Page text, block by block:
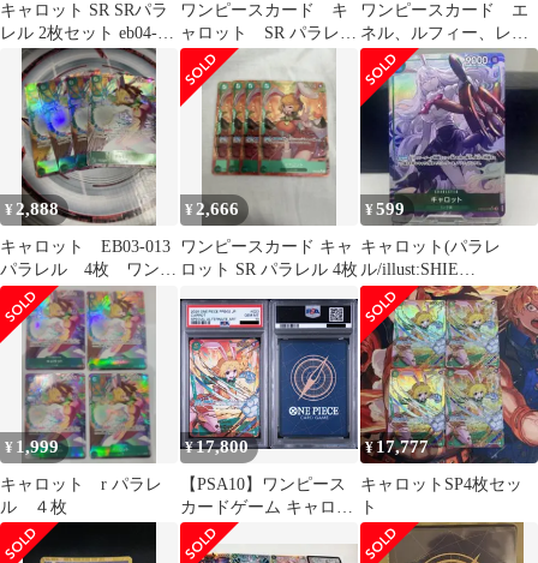
キャロット SR SRパラ
レル 2枚セット eb04-
013
ワンピースカード キ
ャロット SR パラレ
ル OP08-023
ワンピースカード エ
ネル、ルフィー、レベ
ッカ、ジンベエ
¥2,888
キャロット EB03-013
パラレル 4枚 ワンピ
ースカード
¥2,666
ワンピースカード キャ
ロット SR パラレル 4枚
¥599
キャロット(パラレ
ル/illust:SHIE
NANAHARA)【SR/P白
かけ
¥ 1,999
キャロット r パラレ
ル ４枚
¥17,800
【PSA10】ワンピース
カードゲーム キャロッ
ト SR-SPC [OP08-023]
(プレミアムブースター
¥17,777
キャロットSP4枚セッ
ト